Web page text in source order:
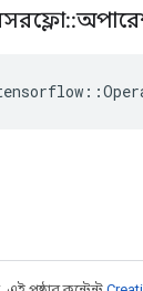
::
::